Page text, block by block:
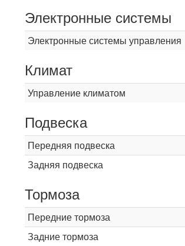
Электронные системы
Электронные системы управления
Климат
Управление климатом
Подвеска
Передняя подвеска
Задняя подвеска
Тормоза
Передние тормоза
Задние тормоза